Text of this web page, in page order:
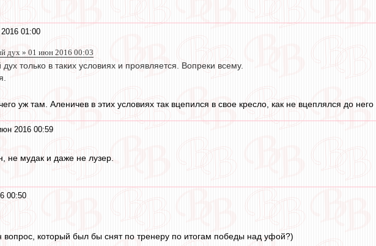
01:00
дух » 01 июн 2016 00:03
дух только в таких условиях и проявляется. Вопреки всему.
уж там. Аленичев в этих условиях так вцепился в свое кресло, как не вцеплялся до
2016 00:59
не мудак и даже не лузер.
00:50
вопрос, который был бы снят по тренеру по итогам победы над уфой?)